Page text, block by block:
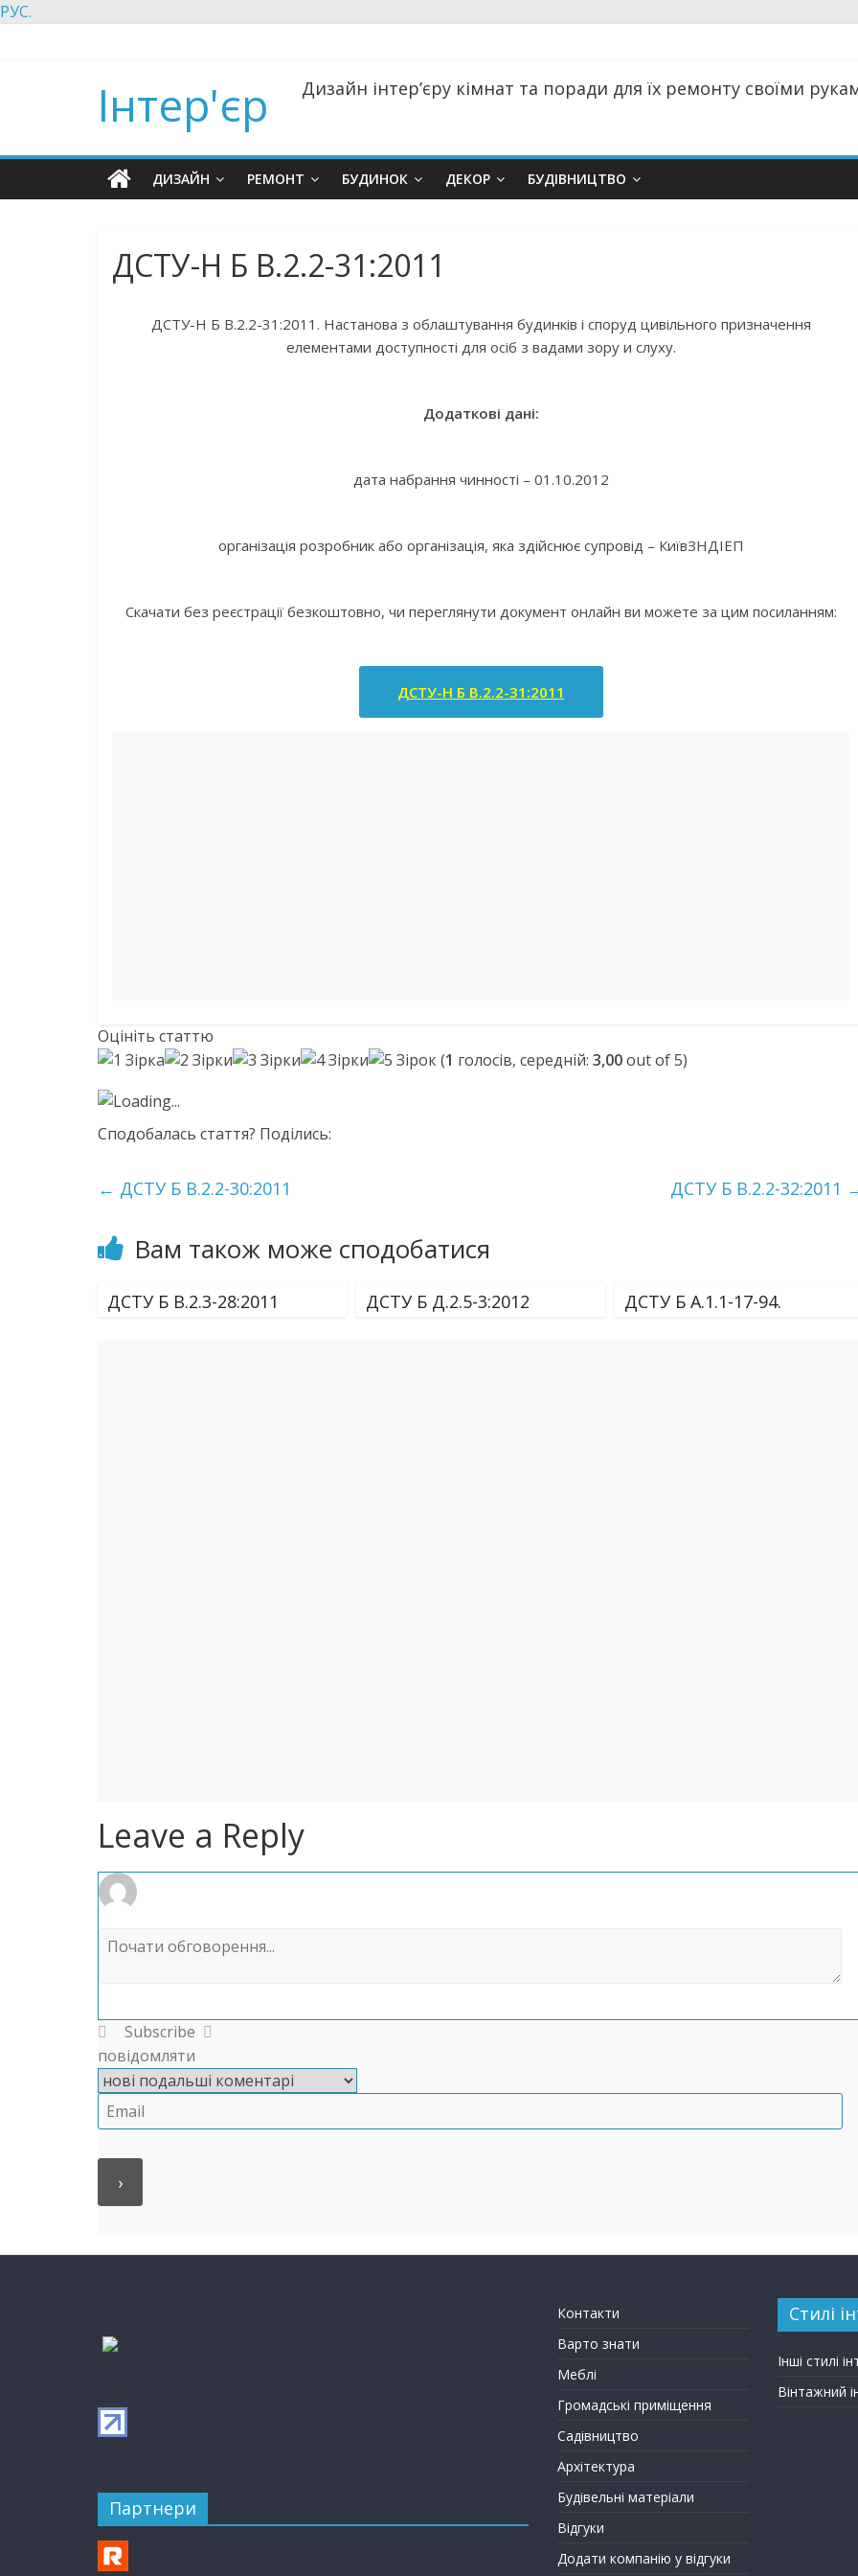
РУС.
Інтер'єр Дизайн інтер’єру кімнат та поради для їх ремонту своїми
ДИЗАЙН РЕМОНТ БУДИНОК ДЕКОР БУДІВНИЦТВО
ДСТУ-Н Б В.2.2-31:2011
ДСТУ-Н Б В.2.2-31:2011. Настанова з облаштування будинків і споруд цивільного призначення
елементами доступності для осіб з вадами зору и слуху.
Додаткові дані:
дата набрання чинності – 01.10.2012
організація розробник або організація, яка здійснює супровід – КиївЗНДІЕП
Скачати без реєстрації безкоштовно, чи переглянути документ онлайн ви можете за цим посиланням:
ДСТУ-Н Б В.2.2-31:2011
Оцініть статтю
(1 голосів, середній: 3,00out of 5)
Loading...
Сподобалась стаття? Поділись:
← ДСТУ Б В.2.2-30:2011 ДСТУ Б В.2.2-32:2011
Вам також може сподобатися
ДСТУ Б В.2.3-28:2011 ДСТУ Б Д.2.5-3:2012 ДСТУ Б А.1.1-17-94.
Leave a Reply
Subscribe
повідомляти
Партнери
Контакти
Варто знати
Меблі
Громадські приміщення
Садівництво
Архітектура
Будівельні матеріали
Відгуки
Додати компанію у відгуки
Стилі
Інші стилі
Вінтажний